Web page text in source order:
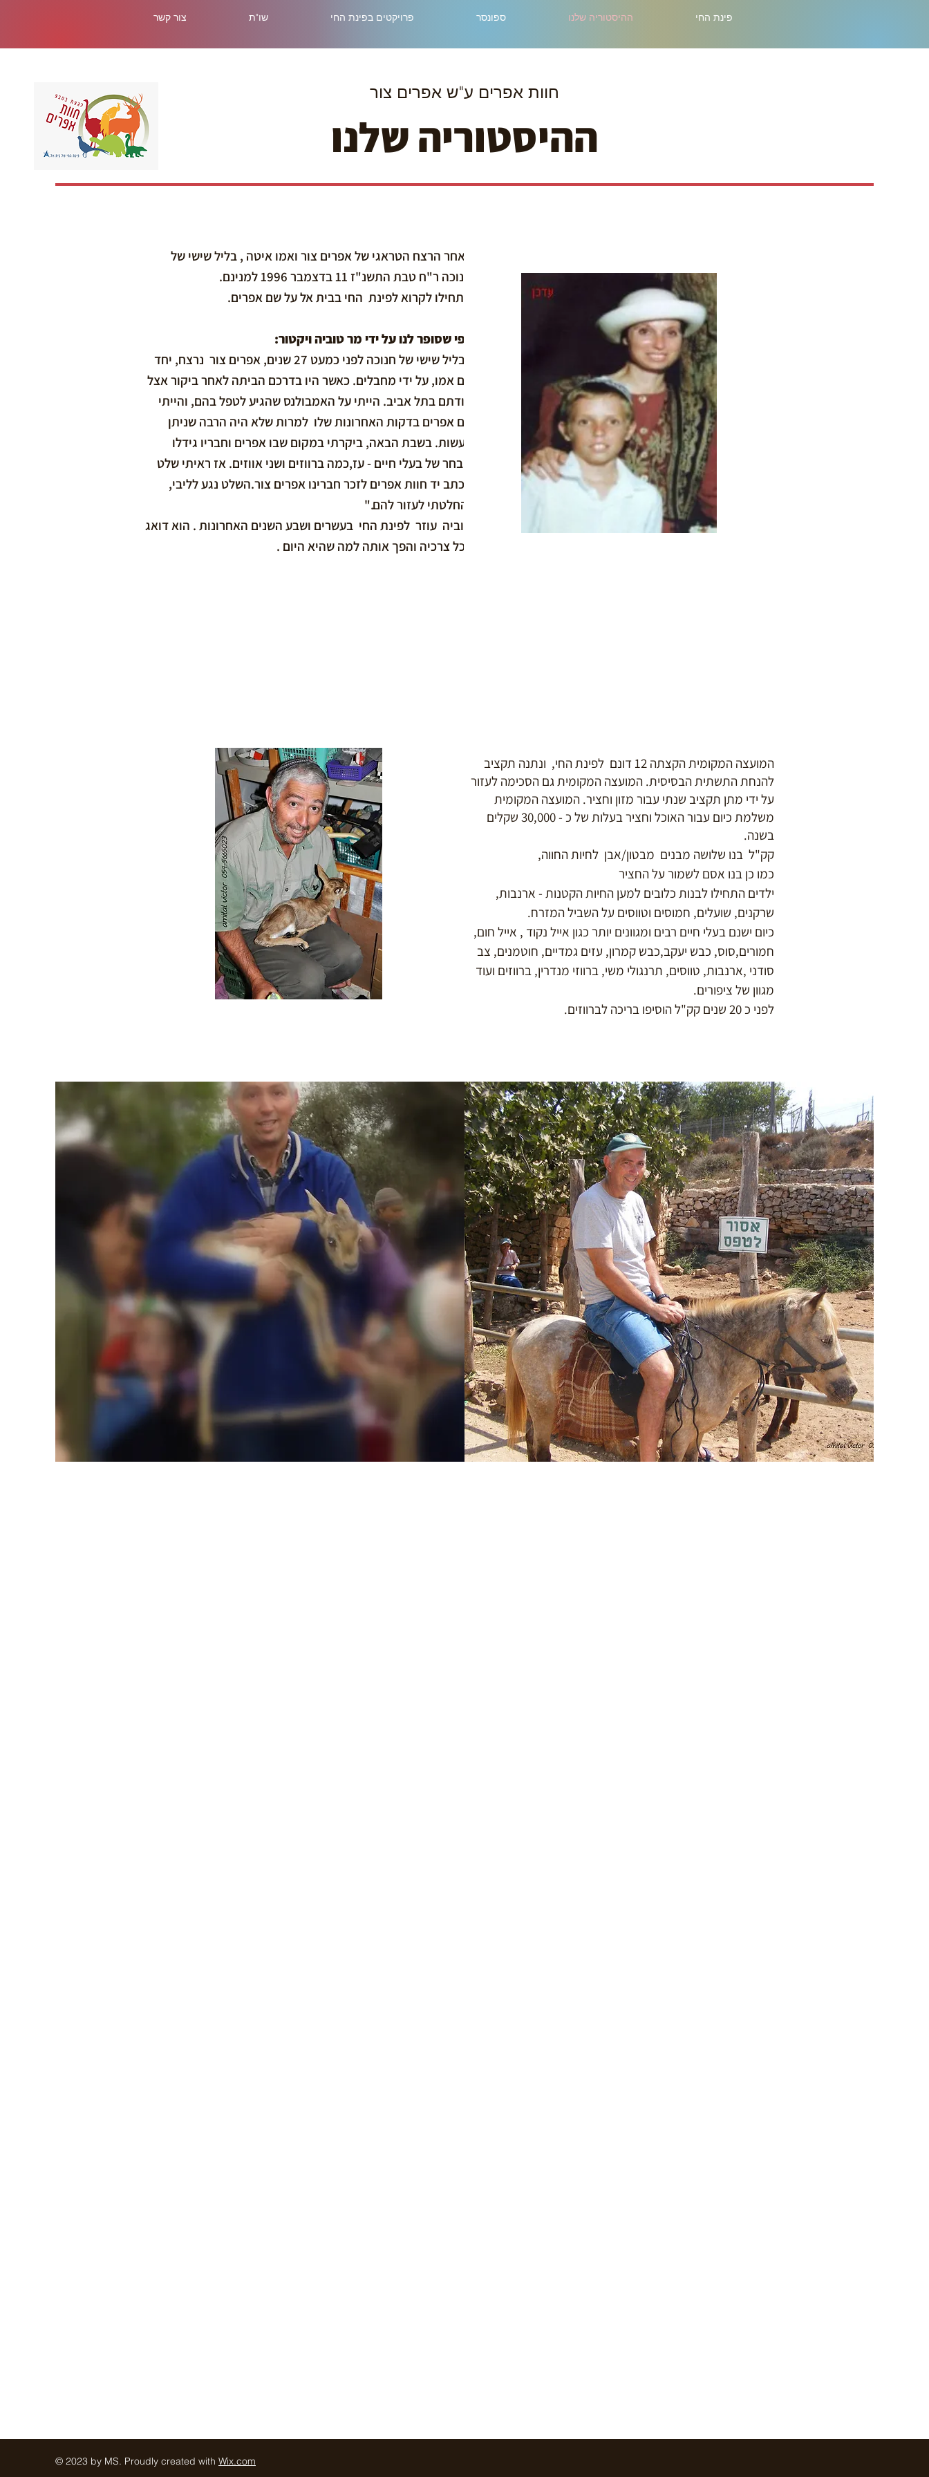
צור קשר שו"ת פרויקטים בפינת החי ספונסר ההיסטוריה שלנו פינת החי
חוות אפרים ע"ש אפרים צור
ההיסטוריה שלנו
לאחר הרצח הטראגי של אפרים צור ואמו איטה , בליל שישי של
חנוכה ר"ח טבת התשנ"ז 11 בדצמבר 1996 למנינם.
התחילו לקרוא לפינת החי בבית אל על שם אפרים.
כפי שסופר לנו על ידי מר טוביה ויקטור:
"בליל שישי של חנוכה לפני כמעט 27 שנים, אפרים צור נרצח, יחד
עם אמו, על ידי מחבלים. כאשר היו בדרכם הביתה לאחר ביקור אצל
דודתם בתל אביב. הייתי על האמבולנס שהגיע לטפל בהם, והייתי
עם אפרים בדקות האחרונות שלו למרות שלא היה הרבה שניתן
לעשות. בשבת הבאה, ביקרתי במקום שבו אפרים וחבריו גידלו
מבחר של בעלי חיים - עז,כמה ברווזים ושני אווזים. אז ראיתי שלט
בכתב יד חוות אפרים לזכר חברינו אפרים צור.השלט נגע לליבי,
והחלטתי לעזור להם." ​
טוביה עוזר לפינת החי בעשרים ושבע השנים האחרונות . הוא דואג
לכל צרכיה והפך אותה למה שהיא היום .
המועצה המקומית הקצתה 12 דונם לפינת החי, ונתנה תקציב
להנחת התשתית הבסיסית. המועצה המקומית גם הסכימה לעזור
על ידי מתן תקציב שנתי עבור מזון וחציר. המועצה המקומית
משלמת כיום עבור האוכל וחציר בעלות של כ - 30,000 שקלים
בשנה.​
קק"ל בנו שלושה מבנים מבטון/אבן לחיות החווה,
כמו כן בנו אסם לשמור על החציר
ילדים התחילו לבנות כלובים למען החיות הקטנות - ארנבות,
שרקנים, שועלים, חמוסים וטווסים על השביל המזרח.
כיום ישנם בעלי חיים רבים ומגוונים יותר כגון אייל נקוד , אייל חום,
חמורים,סוס, כבש יעקב,כבש קמרון, עזים גמדיים, חוטמנים, צב
סודני ,ארנבות, טווסים, תרנגולי משי, ברווזי מנדרין, ברווזים ועוד
מגוון של ציפורים.
לפני כ 20 שנים קק"ל הוסיפו בריכה לברווזים.
© 2023 by MS. Proudly created with Wix.com